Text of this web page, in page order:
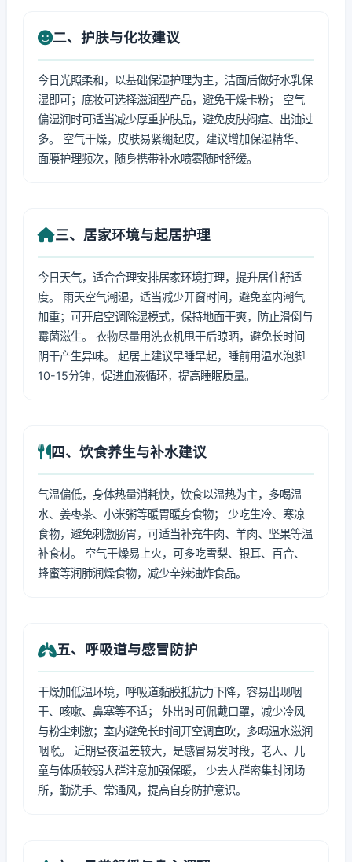
二、护肤与化妆建议
今日光照柔和，以基础保湿护理为主，洁面后做好水乳保
湿即可；底妆可选择滋润型产品，避免干燥卡粉； 空气
偏湿润时可适当减少厚重护肤品，避免皮肤闷痘、出油过
多。 空气干燥，皮肤易紧绷起皮，建议增加保湿精华、
面膜护理频次，随身携带补水喷雾随时舒缓。
三、居家环境与起居护理
今日天气，适合合理安排居家环境打理，提升居住舒适
度。 雨天空气潮湿，适当减少开窗时间，避免室内潮气
加重；可开启空调除湿模式，保持地面干爽，防止滑倒与
霉菌滋生。 衣物尽量用洗衣机甩干后晾晒，避免长时间
阴干产生异味。 起居上建议早睡早起，睡前用温水泡脚
10-15分钟，促进血液循环，提高睡眠质量。
四、饮食养生与补水建议
气温偏低，身体热量消耗快，饮食以温热为主，多喝温
水、姜枣茶、小米粥等暖胃暖身食物； 少吃生冷、寒凉
食物，避免刺激肠胃，可适当补充牛肉、羊肉、坚果等温
补食材。 空气干燥易上火，可多吃雪梨、银耳、百合、
蜂蜜等润肺润燥食物，减少辛辣油炸食品。
五、呼吸道与感冒防护
干燥加低温环境，呼吸道黏膜抵抗力下降，容易出现咽
干、咳嗽、鼻塞等不适； 外出时可佩戴口罩，减少冷风
与粉尘刺激；室内避免长时间开空调直吹，多喝温水滋润
咽喉。 近期昼夜温差较大，是感冒易发时段，老人、儿
童与体质较弱人群注意加强保暖， 少去人群密集封闭场
所，勤洗手、常通风，提高自身防护意识。